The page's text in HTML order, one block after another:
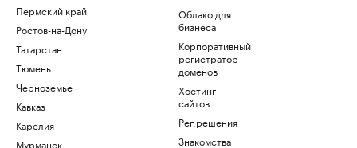
Пермский край
Ростов-на-Дону
Татарстан
Тюмень
Черноземье
Кавказ
Карелия
Мурманск
Облако для
бизнеса
Корпоративный
регистратор
доменов
Хостинг
сайтов
Рег.решения
Знакомства